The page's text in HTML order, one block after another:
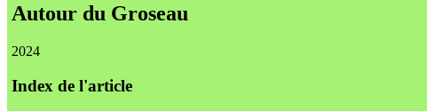
Autour du Groseau
2024
Index de l'article